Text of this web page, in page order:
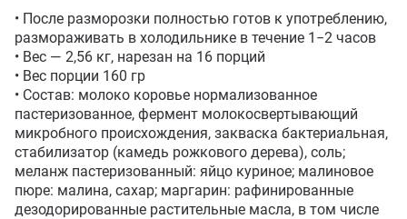
• После разморозки полностью готов к употреблению,
размораживать в холодильнике в течение 1−2 часов
• Вес — 2,56 кг, нарезан на 16 порций
• Вес порции 160 гр
• Состав: молоко коровье нормализованное
пастеризованное, фермент молокосвертывающий
микробного происхождения, закваска бактериальная,
стабилизатор (камедь рожкового дерева), соль;
меланж пастеризованный: яйцо куриное; малиновое
пюре: малина, сахар; маргарин: рафинированные
дезодорированные растительные масла, в том числе